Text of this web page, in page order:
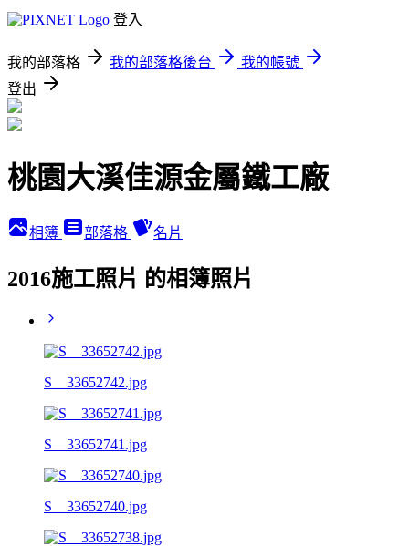
登入
我的部落格 我的部落格後台
我的帳號
登出
桃園大溪佳源金屬鐵工廠
相簿 部落格 名片
2016施工照片 的相簿照片
S__33652742.jpg
S__33652741.jpg
S__33652740.jpg